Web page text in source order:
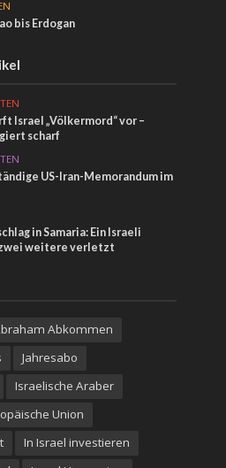
bis Erdogan
Israel „Völkermord“ vor –
scharf
US-Iran-Memorandum im
in Samaria: Ein Israeli
weitere verletzt
Abkommen
Jahresabo
Israelische Araber
Union
In Israel investieren